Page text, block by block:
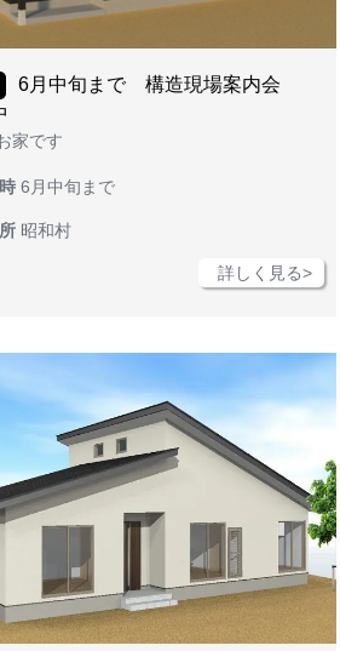
6月中旬まで 構造現場案内会
家です
6月中旬まで
昭和村
詳しく見る>